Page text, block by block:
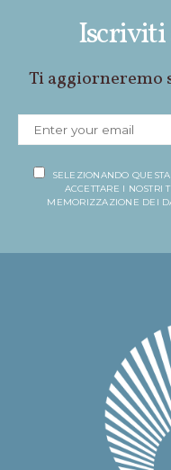
Iscriviti
Ti aggiorneremo
SELEZIONANDO
ACCETTARE I
MEMORIZZAZIONE DEI